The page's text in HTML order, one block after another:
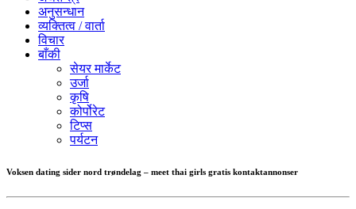
अनुसन्धान
व्यक्तित्व / वार्ता
विचार
बाँकी
सेयर मार्केट
उर्जा
कृषि
कोर्पोरेट
टिप्स
पर्यटन
Voksen dating sider nord trøndelag – meet thai girls gratis kontaktannonser